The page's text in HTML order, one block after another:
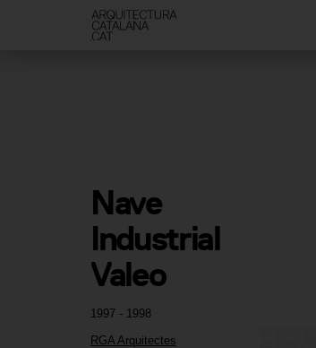
1997 - 1998
RGA Arquitectes
Nave
Industrial
Valeo